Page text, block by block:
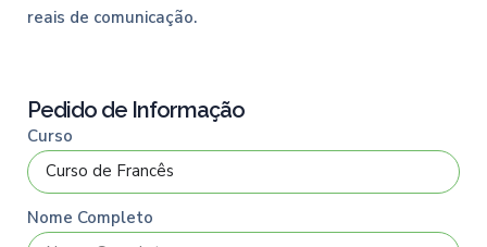
reais de comunicação.
Pedido de Informação
Curso
Nome Completo